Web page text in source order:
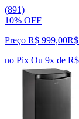
(891)
10% OFF
Preço R$ 999,00R$
no Pix Ou 9x de